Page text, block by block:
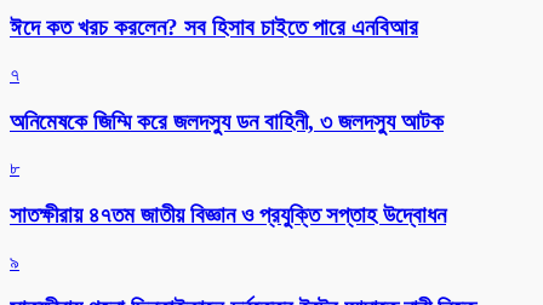
ঈদে কত খরচ করলেন? সব হিসাব চাইতে পারে এনবিআর
৭
অনিমেষকে জিম্মি করে জলদস্যু ডন বাহিনী, ৩ জলদস্যু আটক
৮
সাতক্ষীরায় ৪৭তম জাতীয় বিজ্ঞান ও প্রযুক্তি সপ্তাহ উদ্বোধন
৯